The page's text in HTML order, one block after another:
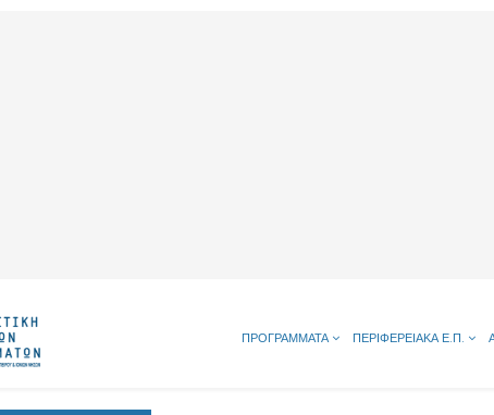
ΠΡΟΓΡΑΜΜΑΤΑ ΠΕΡΙΦΕΡΕΙΑΚΑ Ε.Π.